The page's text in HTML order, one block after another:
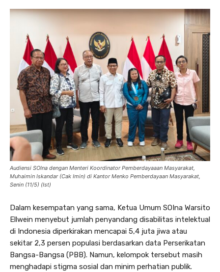
Audiensi SOIna dengan Menteri Koordinator Pemberdayaaan Masyarakat,
Muhaimin Iskandar (Cak Imin) di Kantor Menko Pemberdayaan Masyarakat,
Senin (11/5) (Ist)
Dalam kesempatan yang sama, Ketua Umum SOIna Warsito
Ellwein menyebut jumlah penyandang disabilitas intelektual
di Indonesia diperkirakan mencapai 5,4 juta jiwa atau
sekitar 2,3 persen populasi berdasarkan data Perserikatan
Bangsa-Bangsa (PBB). Namun, kelompok tersebut masih
menghadapi stigma sosial dan minim perhatian publik.